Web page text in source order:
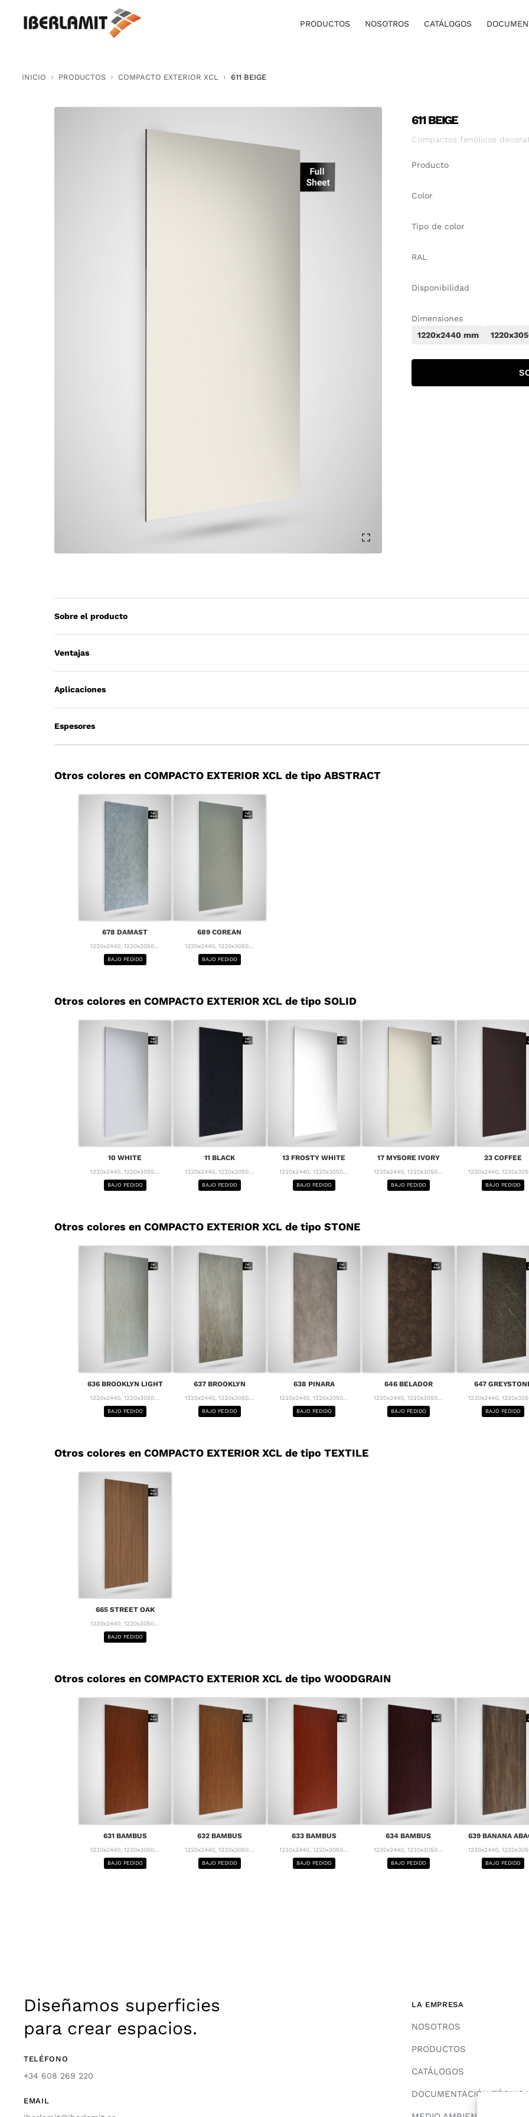
PRODUCTOS NOSOTROS CATÁLOGOS
INICIO PRODUCTOS COMPACTO EXTERIOR XCL 611 BEIGE
611 BEIGE
Compactos fenólicos
Producto
Color
Tipo de color
RAL
Disponibilidad
Dimensiones
1220x2440 mm
Sobre el producto
Ventajas
Aplicaciones
Espesores
Otros colores en COMPACTO EXTERIOR XCL de tipo ABSTRACT
678 DAMAST
1220x2440, 1220x3050...
BAJO PEDIDO
689 COREAN
1220x2440, 1220x3050...
BAJO PEDIDO
Otros colores en COMPACTO EXTERIOR XCL de tipo SOLID
10 WHITE
1220x2440, 1220x3050...
BAJO PEDIDO
11 BLACK
1220x2440, 1220x3050...
BAJO PEDIDO
13 FROSTY WHITE
1220x2440, 1220x3050...
BAJO PEDIDO
17 MYSORE IVORY
1220x2440, 1220x3050...
BAJO PEDIDO
23 COFFEE
1220x2440,
BAJO PEDIDO
Otros colores en COMPACTO EXTERIOR XCL de tipo STONE
636 BROOKLYN LIGHT
1220x2440, 1220x3050...
BAJO PEDIDO
637 BROOKLYN
1220x2440, 1220x3050...
BAJO PEDIDO
638 PINARA
1220x2440, 1220x3050...
BAJO PEDIDO
646 BELADOR
1220x2440, 1220x3050...
BAJO PEDIDO
647
1220x2440,
BAJO PEDIDO
Otros colores en COMPACTO EXTERIOR XCL de tipo TEXTILE
665 STREET OAK
1220x2440, 1220x3050...
BAJO PEDIDO
Otros colores en COMPACTO EXTERIOR XCL de tipo WOODGRAIN
631 BAMBUS
1220x2440, 1220x3050...
BAJO PEDIDO
632 BAMBUS
1220x2440, 1220x3050...
BAJO PEDIDO
633 BAMBUS
1220x2440, 1220x3050...
BAJO PEDIDO
634 BAMBUS
1220x2440, 1220x3050...
BAJO PEDIDO
639 BANANA
1220x2440,
BAJO PEDIDO
Diseñamos superficies
para crear espacios.
TELÉFONO
+34 608 269 220
EMAIL
LA EMPRESA
NOSOTROS
PRODUCTOS
CATÁLOGOS
DOCUMENTACIÓN TÉCNICA